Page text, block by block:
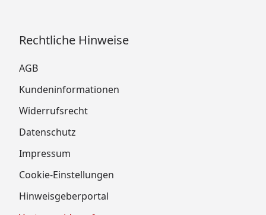
Rechtliche Hinweise
AGB
Kundeninformationen
Widerrufsrecht
Datenschutz
Impressum
Cookie-Einstellungen
Hinweisgeberportal